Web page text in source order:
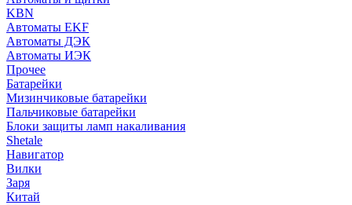
KBN
Автоматы EKF
Автоматы ДЭК
Автоматы ИЭК
Прочее
Батарейки
Мизинчиковые батарейки
Пальчиковые батарейки
Блоки защиты ламп накаливания
Shetale
Навигатор
Вилки
Заря
Китай